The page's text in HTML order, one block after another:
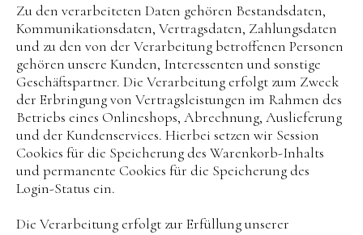
Zu den verarbeiteten Daten gehören Bestandsdaten,
Kommunikationsdaten, Vertragsdaten, Zahlungsdaten
und zu den von der Verarbeitung betroffenen Personen
gehören unsere Kunden, Interessenten und sonstige
Geschäftspartner. Die Verarbeitung erfolgt zum Zweck
der Erbringung von Vertragsleistungen im Rahmen des
Betriebs eines Onlineshops, Abrechnung, Auslieferung
und der Kundenservices. Hierbei setzen wir Session
Cookies für die Speicherung des Warenkorb-Inhalts
und permanente Cookies für die Speicherung des
Login-Status ein.
Die Verarbeitung erfolgt zur Erfüllung unserer